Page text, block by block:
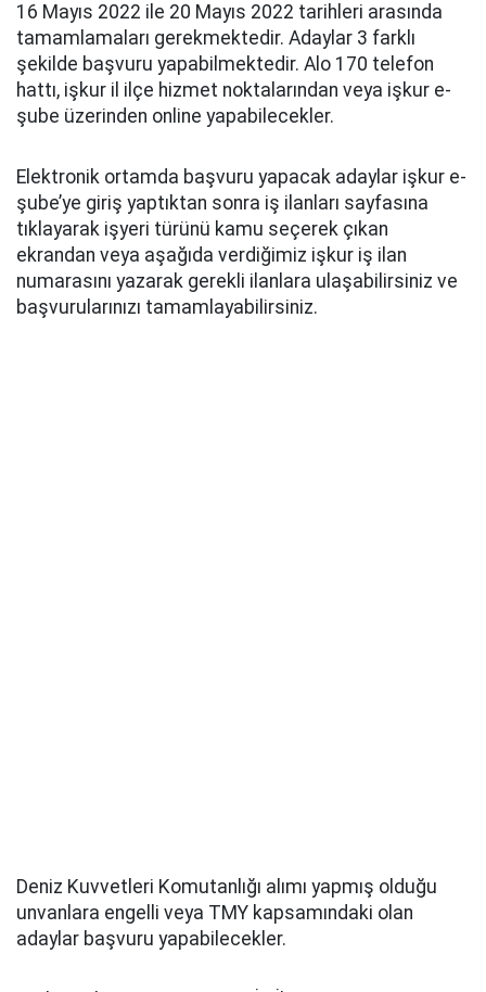
16 Mayıs 2022 ile 20 Mayıs 2022 tarihleri arasında
tamamlamaları gerekmektedir. Adaylar 3 farklı
şekilde başvuru yapabilmektedir. Alo 170 telefon
hattı, işkur il ilçe hizmet noktalarından veya işkur e-
şube üzerinden online yapabilecekler.
Elektronik ortamda başvuru yapacak adaylar işkur e-
şube’ye giriş yaptıktan sonra iş ilanları sayfasına
tıklayarak işyeri türünü kamu seçerek çıkan
ekrandan veya aşağıda verdiğimiz işkur iş ilan
numarasını yazarak gerekli ilanlara ulaşabilirsiniz ve
başvurularınızı tamamlayabilirsiniz.
Deniz Kuvvetleri Komutanlığı alımı yapmış olduğu
unvanlara engelli veya TMY kapsamındaki olan
adaylar başvuru yapabilecekler.